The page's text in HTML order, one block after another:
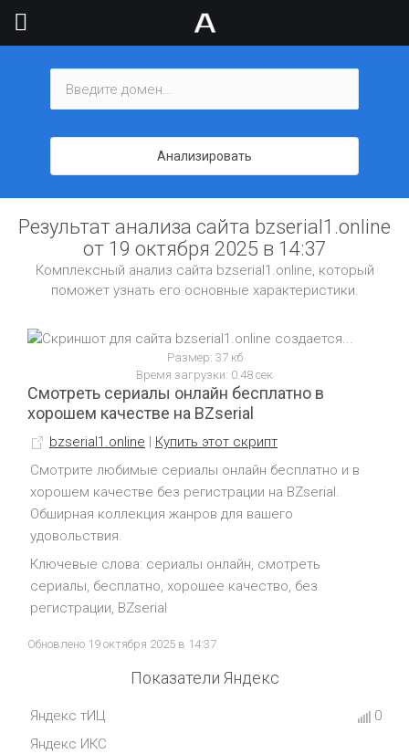
Анализировать
Результат анализа сайта bzserial1.online
от 19 октября 2025 в 14:37
Комплексный анализ сайта bzserial1.online, который
поможет узнать его основные характеристики.
Размер: 37 кб
Время загрузки: 0.48 сек
Смотреть сериалы онлайн бесплатно в
хорошем качестве на BZserial
bzserial1.online | Купить этот скрипт
Смотрите любимые сериалы онлайн бесплатно и в
хорошем качестве без регистрации на BZserial.
Обширная коллекция жанров для вашего
удовольствия.
Ключевые слова: сериалы онлайн, смотреть
сериалы, бесплатно, хорошее качество, без
регистрации, BZserial
Обновлено 19 октября 2025 в 14:37
Показатели Яндекс
Яндекс тИЦ
0
Яндекс ИКС